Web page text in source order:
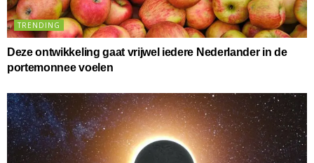
TRENDING
Deze ontwikkeling gaat vrijwel iedere Nederlander in de
portemonnee voelen